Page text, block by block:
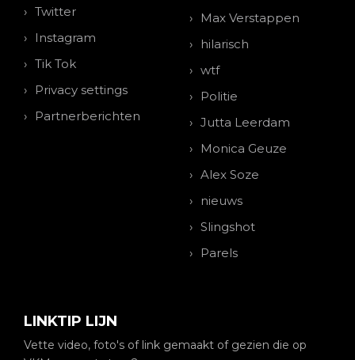
Twitter
Instagram
Tik Tok
Privacy settings
Partnerberichten
Max Verstappen
hilarisch
wtf
Politie
Jutta Leerdam
Monica Geuze
Alex Soze
nieuws
Slingshot
Parels
LINKTIP LIJN
Vette video, foto's of link gemaakt of gezien die op